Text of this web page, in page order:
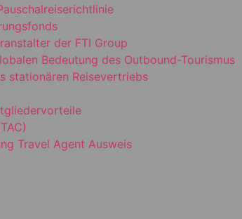
der FTI Group
Bedeutung des Outbound-Tourismus
stationären Reisevertriebs
Travel Agent Ausweis